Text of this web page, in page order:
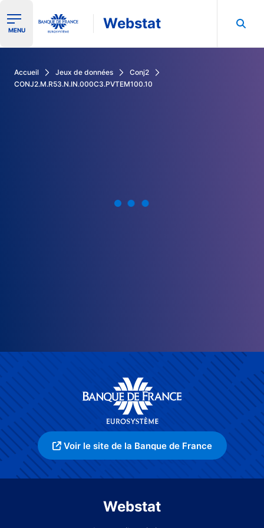
Ouvrir le menu de navigation
MENU Webstat
Accueil Jeux de données
Conj2
CONJ2.M.R53.N.IN.000C3.PVTEM100.10
Voir le site de la Banque de France
Webstat